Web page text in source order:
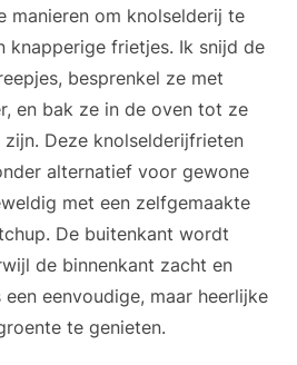
manieren om knolselderij te
knapperige frietjes. Ik snijd de
besprenkel ze met
en bak ze in de oven tot ze
Deze knolselderijfrieten
alternatief voor gewone
met een zelfgemaakte
De buitenkant wordt
de binnenkant zacht en
eenvoudige, maar heerlijke
te genieten.